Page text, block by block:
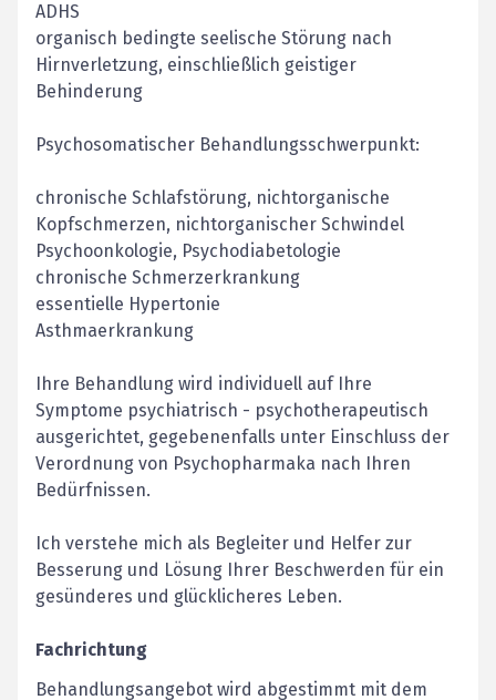
ADHS
organisch bedingte seelische Störung nach
Hirnverletzung, einschließlich geistiger
Behinderung
Psychosomatischer Behandlungsschwerpunkt:
chronische Schlafstörung, nichtorganische
Kopfschmerzen, nichtorganischer Schwindel
Psychoonkologie, Psychodiabetologie
chronische Schmerzerkrankung
essentielle Hypertonie
Asthmaerkrankung
Ihre Behandlung wird individuell auf Ihre
Symptome psychiatrisch - psychotherapeutisch
ausgerichtet, gegebenenfalls unter Einschluss der
Verordnung von Psychopharmaka nach Ihren
Bedürfnissen.
Ich verstehe mich als Begleiter und Helfer zur
Besserung und Lösung Ihrer Beschwerden für ein
gesünderes und glücklicheres Leben.
Fachrichtung
Behandlungsangebot wird abgestimmt mit dem